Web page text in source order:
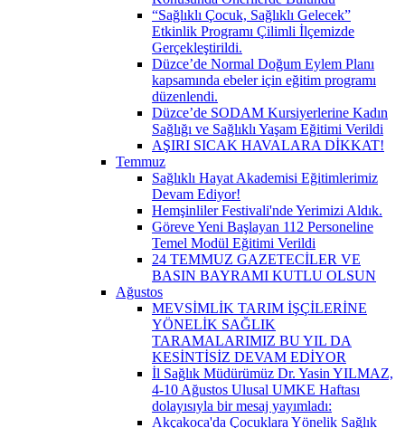
“Sağlıklı Çocuk, Sağlıklı Gelecek”
Etkinlik Programı Çilimli İlçemizde
Gerçekleştirildi.
Düzce’de Normal Doğum Eylem Planı
kapsamında ebeler için eğitim programı
düzenlendi.
Düzce’de SODAM Kursiyerlerine Kadın
Sağlığı ve Sağlıklı Yaşam Eğitimi Verildi
AŞIRI SICAK HAVALARA DİKKAT!
Temmuz
Sağlıklı Hayat Akademisi Eğitimlerimiz
Devam Ediyor!
Hemşinliler Festivali'nde Yerimizi Aldık.
Göreve Yeni Başlayan 112 Personeline
Temel Modül Eğitimi Verildi
24 TEMMUZ GAZETECİLER VE
BASIN BAYRAMI KUTLU OLSUN
Ağustos
MEVSİMLİK TARIM İŞÇİLERİNE
YÖNELİK SAĞLIK
TARAMALARIMIZ BU YIL DA
KESİNTİSİZ DEVAM EDİYOR
İl Sağlık Müdürümüz Dr. Yasin YILMAZ,
4-10 Ağustos Ulusal UMKE Haftası
dolayısıyla bir mesaj yayımladı:
Akçakoca'da Çocuklara Yönelik Sağlık